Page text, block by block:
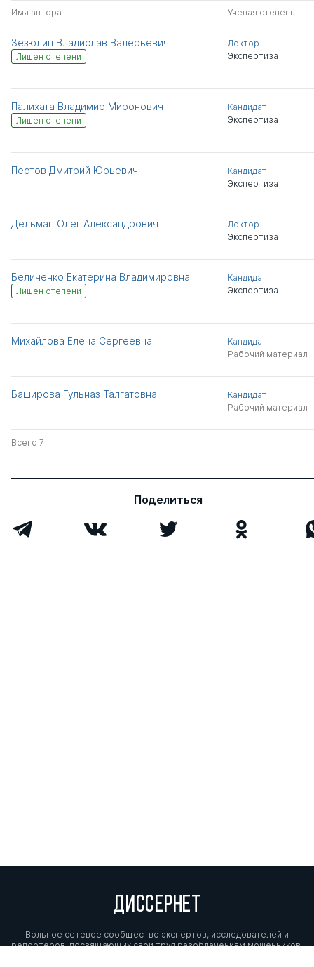
Имя автора Ученая степень
Зезюлин Владислав Валерьевич
Лишен степени
Доктор
Экспертиза
Палихата Владимир Миронович
Лишен степени
Кандидат
Экспертиза
Пестов Дмитрий Юрьевич
Кандидат
Экспертиза
Дельман Олег Александрович
Доктор
Экспертиза
Беличенко Екатерина Владимировна
Лишен степени
Кандидат
Экспертиза
Михайлова Елена Сергеевна
Кандидат
Рабочий материал
Баширова Гульназ Талгатовна
Кандидат
Рабочий материал
Всего 7
Поделиться
ДИССЕРНЕТ
Вольное сетевое сообщество экспертов, исследователей и
репортеров, посвящающих свой труд разоблачениям мошенников,